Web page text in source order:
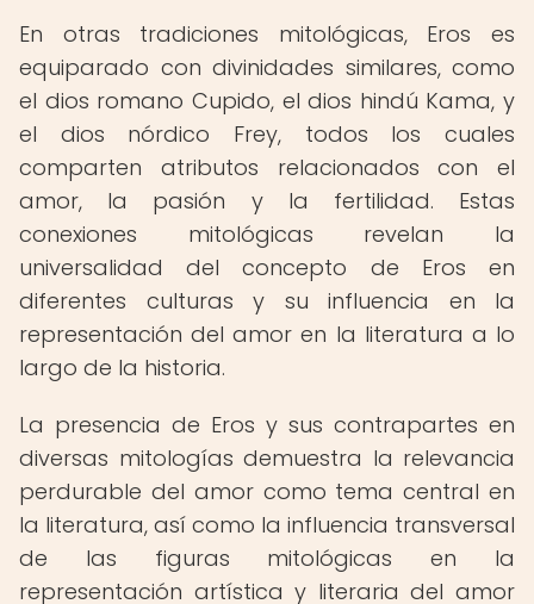
En otras tradiciones mitológicas, Eros es
equiparado con divinidades similares, como
el dios romano Cupido, el dios hindú Kama, y
el dios nórdico Frey, todos los cuales
comparten atributos relacionados con el
amor, la pasión y la fertilidad. Estas
conexiones mitológicas revelan la
universalidad del concepto de Eros en
diferentes culturas y su influencia en la
representación del amor en la literatura a lo
largo de la historia.
La presencia de Eros y sus contrapartes en
diversas mitologías demuestra la relevancia
perdurable del amor como tema central en
la literatura, así como la influencia transversal
de las figuras mitológicas en la
representación artística y literaria del amor